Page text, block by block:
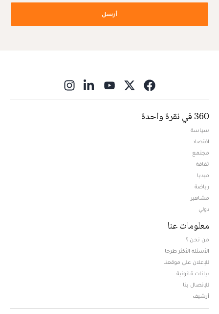
أرسل
360 في نقرة واحدة
سياسة
اقتصاد
مجتمع
ثقافة
ميديا
رياضة
مشاهير
دولي
معلومات عنا
من نحن ؟
الأسئلة الأكثر طرحا
للإعلان على موقعنا
بيانات قانونية
للإتصال بنا
أرشيف